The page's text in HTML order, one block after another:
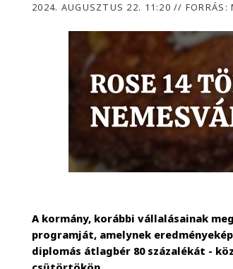
2024. AUGUSZTUS 22. 11:20//
A kormány, korábbi vállalásainak
programját, amelynek
diplomás átlagbér 80 százalékát -